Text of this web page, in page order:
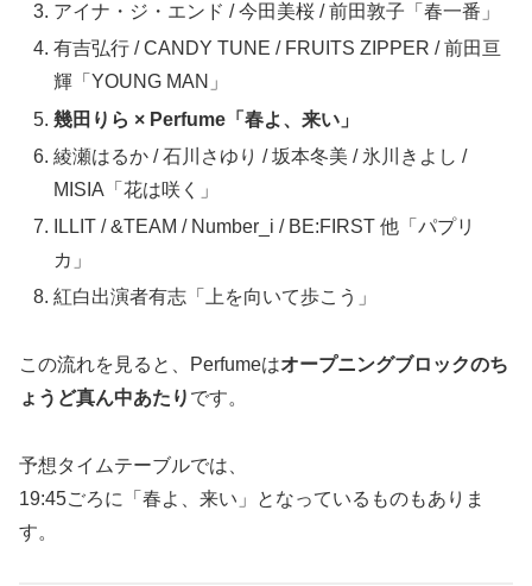
アイナ・ジ・エンド / 今田美桜 / 前田敦子「春一番」
有吉弘行 / CANDY TUNE / FRUITS ZIPPER / 前田亘
輝「YOUNG MAN」
幾田りら × Perfume「春よ、来い」
綾瀬はるか / 石川さゆり / 坂本冬美 / 氷川きよし /
MISIA「花は咲く」
ILLIT / &TEAM / Number_i / BE:FIRST 他「パプリ
カ」
紅白出演者有志「上を向いて歩こう」
この流れを見ると、Perfumeはオープニングブロックのち
ょうど真ん中あたり です。
予想タイムテーブルでは、
19:45ごろに「春よ、来い」となっているものもありま
す。